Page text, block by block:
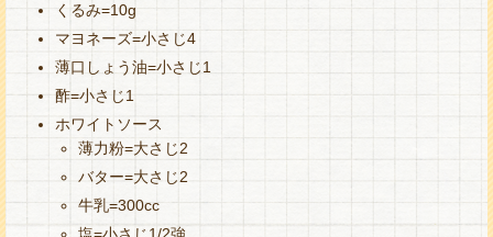
くるみ=10g
マヨネーズ=小さじ4
薄口しょう油=小さじ1
酢=小さじ1
ホワイトソース
薄力粉=大さじ2
バター=大さじ2
牛乳=300cc